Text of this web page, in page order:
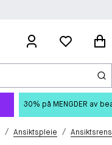
30% på MENGDER av
/ Ansiktspleie / Ansiktsrens